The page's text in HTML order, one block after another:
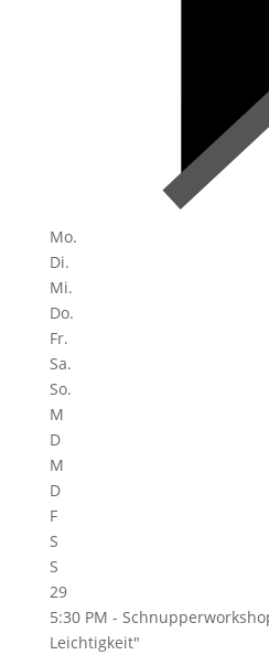
Mo.
Di.
Mi.
Do.
Fr.
Sa.
So.
M
D
M
D
F
S
S
29
5:30 PM -
Leichtigkeit"